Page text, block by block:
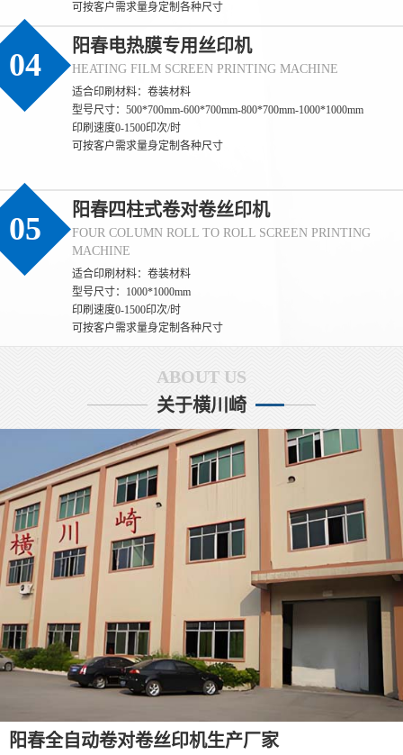
可按客户需求量身定制各种尺寸
04
阳春电热膜专用丝印机
HEATING FILM SCREEN PRINTING MACHINE
适合印刷材料：卷装材料
型号尺寸：500*700mm-600*700mm-800*700mm-1000*1000mm
印刷速度0-1500印次/时
可按客户需求量身定制各种尺寸
05
阳春四柱式卷对卷丝印机
FOUR COLUMN ROLL TO ROLL SCREEN PRINTING
MACHINE
适合印刷材料：卷装材料
型号尺寸：1000*1000mm
印刷速度0-1500印次/时
可按客户需求量身定制各种尺寸
ABOUT US
关于横川崎
阳春全自动卷对卷丝印机生产厂家
(阳春)丝印过程中如何保证标签的防伪效果
(阳春) 保证标签防伪效果一致性的核心，是**聚焦防伪特性（如光
变、荧光、微缩文字等）的全流程管控**，通过锁定防伪材料性
能、精准控制印刷参数、量化检测防伪特征，确保每一张标签的防
伪识别效果完全统一。 一、源头锁定：防伪材料的性能一致性是基
应商、同一生产批次**的防伪油墨（如光变油
(阳春)丝印过程中如何保证防伪标签的一致
(阳春) 保证丝印防伪标签一致性的核心，是**消除全流程变量**，
通过标准化材料、固定设备参数、统一操作规范和量化检测，实现
同批次乃至不同批次标签在外观、尺寸、防伪效果上的统一。 一、
源头控稳：材料与网版的一致性基础 1. **材料批次化管理** - 同一
批次标签必须使用同一供应商、同一批次的基材（如PET膜、易碎
纸），避免不同批次基材厚度、平整度差异
(阳春)丝印防伪标签的质量直接决定其防伪有效性，核心要从**源头
控制、过程监管、结果检测**三个维度层层把关。 一、源头控制：
300-500目），确保微缩文字、精细纹理能清晰呈现，目数过低易导
致图案边缘毛糙。 - 严格控制感光胶厚度（通常5-10&mu;m），厚
度不均会造成油墨漏印量不一致，出现局
(阳春)〔丝印机〕丝网印刷丝印网版怎么制
(阳春) 丝网印刷网版制作主要包括以下步骤和方法： 一、制版方法
分类 直接制版法&zwnj; 工艺流程：绷网&rarr;脱脂&rarr;烘干&rarr;
涂布感光胶&rarr;曝光&rarr;显影&rarr;烘干&rar
(阳春)〔丝印机〕怎么解决丝网印刷机网板
(阳春) 丝网印刷网版粘版问题可通过以下方法综合解决： 一、环境
与工艺调整 温湿度控制&zwnj;保持车间温度24&deg;C左右、湿度